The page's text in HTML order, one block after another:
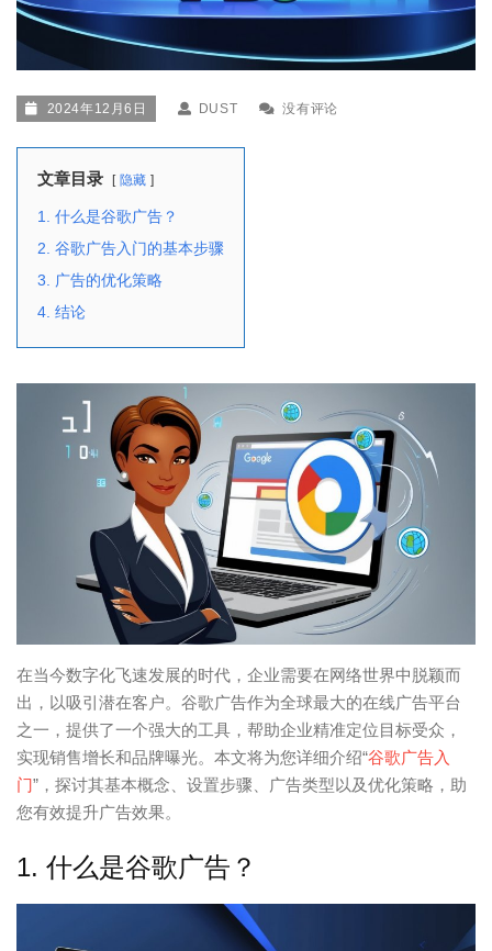
2024年12月6日 DUST 没有评论
文章目录 隐藏
1. 什么是谷歌广告？
2. 谷歌广告入门的基本步骤
3. 广告的优化策略
4. 结论
在当今数字化飞速发展的时代，企业需要在网络世界中脱颖而
出，以吸引潜在客户。谷歌广告作为全球最大的在线广告平台
之一，提供了一个强大的工具，帮助企业精准定位目标受众，
实现销售增长和品牌曝光。本文将为您详细介绍“谷歌广告入
门”，探讨其基本概念、设置步骤、广告类型以及优化策略，助
您有效提升广告效果。
1. 什么是谷歌广告？